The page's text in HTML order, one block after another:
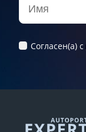
Согласен(а) c